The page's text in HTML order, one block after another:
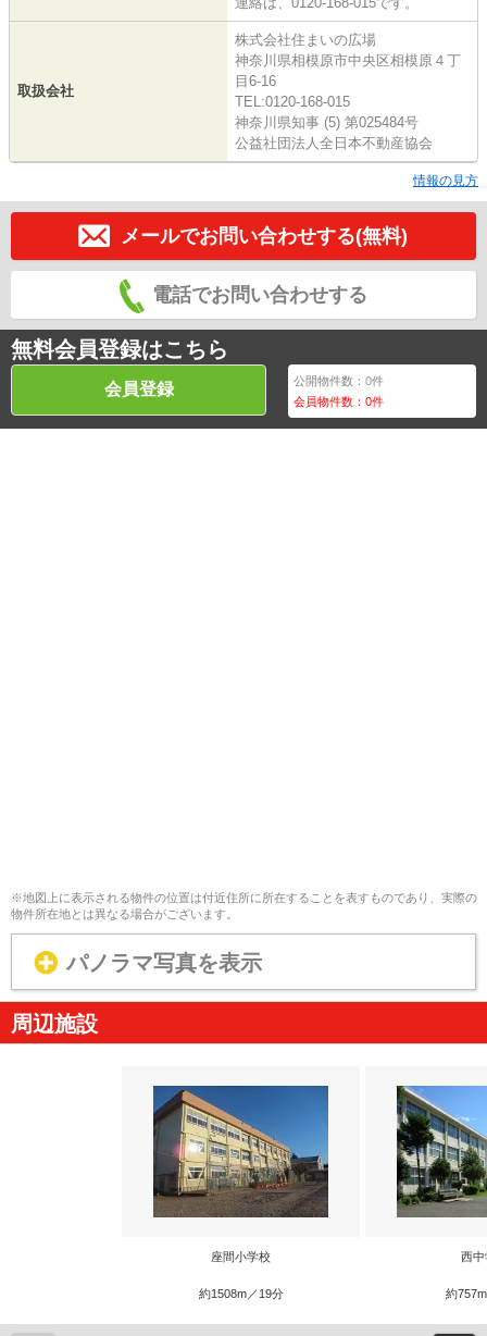
取扱会社
株式会社住まいの広場
神奈川県相模原市中央区相模原４丁
目6-16
TEL:0120-168-015
神奈川県知事 (5) 第025484号
公益社団法人全日本不動産協会
情報の見方
メールでお問い合わせする(無料)
電話でお問い合わせする
無料会員登録はこちら
会員登録 公開物件数：0件
会員物件数：0件
※地図上に表示される物件の位置は付近住所に所在することを表すものであり、実際の
物件所在地とは異なる場合がございます。
パノラマ写真を表示
周辺施設
座間小学校
約1508m／19分
西中
約